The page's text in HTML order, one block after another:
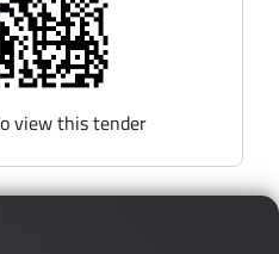
view this tender